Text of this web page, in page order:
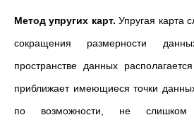
Метод упругих карт.Упругая карта
сокращения размерности
пространстве данных
приближает имеющиеся точки
по возможности, не слишком